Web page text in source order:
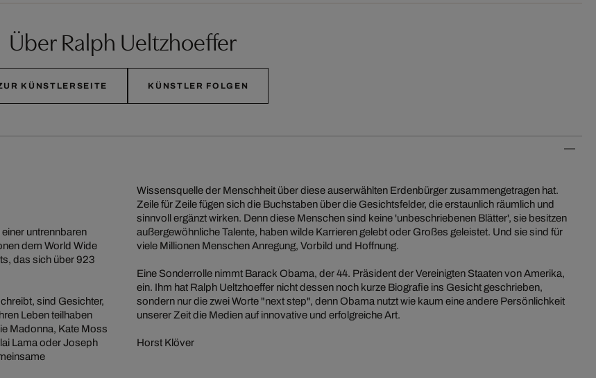
Über Ralph Ueltzhoeffer
KÜNSTLERSEITE KÜNSTLER FOLGEN
untrennbaren
dem World Wide
das sich über 923
sind Gesichter,
Leben teilhaben
Madonna, Kate Moss
Lama oder Joseph
Wissensquelle der Menschheit über diese auserwählten Erdenbürger zusammengetragen hat.
Zeile für Zeile fügen sich die Buchstaben über die Gesichtsfelder, die erstaunlich räumlich und
sinnvoll ergänzt wirken. Denn diese Menschen sind keine 'unbeschriebenen Blätter', sie besitzen
außergewöhnliche Talente, haben wilde Karrieren gelebt oder Großes geleistet. Und sie sind für
viele Millionen Menschen Anregung, Vorbild und Hoffnung.
Eine Sonderrolle nimmt Barack Obama, der 44. Präsident der Vereinigten Staaten von Amerika,
ein. Ihm hat Ralph Ueltzhoeffer nicht dessen noch kurze Biografie ins Gesicht geschrieben,
sondern nur die zwei Worte "next step", denn Obama nutzt wie kaum eine andere Persönlichkeit
unserer Zeit die Medien auf innovative und erfolgreiche Art.
Horst Klöver